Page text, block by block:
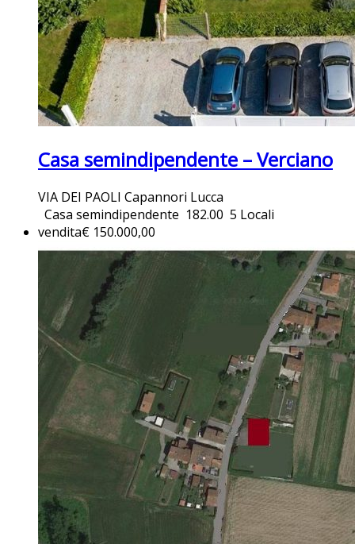
Casa semindipendente – Verciano
VIA DEI PAOLI Capannori Lucca
Casa semindipendente 182.00 5 Locali
vendita€ 150.000,00